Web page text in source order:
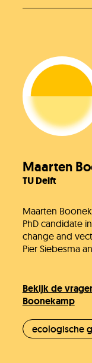
Maarten
TU Delft
Maarten
PhD candidate
change and
Pier Siebesma
Bekijk de
Boonekamp
ecologische